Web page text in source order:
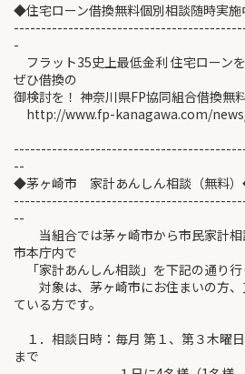
◆住宅ローン借換無料個別相談随時実
-
フラット35史上最低金利 住宅ローン
ぜひ借換の
御検討を！ 神奈川県FP協同組合借換無
http://www.fp-kanagawa.com/
--
◆茅ヶ崎市 家計あんしん相談（無料
--
当組合では茅ヶ崎市から市民家計相
市本庁内で
「家計あんしん相談」を下記の通り行
対象は、茅ヶ崎市にお住まいの方、
ている方です。
１．相談日時：毎月 第１、第３木曜
まで